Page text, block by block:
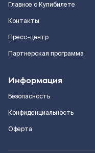
Главное о Купибилете
Контакты
Пресс-центр
Партнерская программа
Информация
Безопасность
Конфиденциальность
Оферта